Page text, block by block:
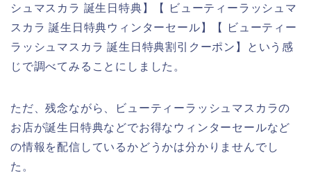
シュマスカラ 誕生日特典】【 ビューティーラッシュマ
スカラ 誕生日特典ウィンターセール】【 ビューティー
ラッシュマスカラ 誕生日特典割引クーポン】という感
じで調べてみることにしました。
ただ、残念ながら、ビューティーラッシュマスカラの
お店が誕生日特典などでお得なウィンターセールなど
の情報を配信しているかどうかは分かりませんでし
た。